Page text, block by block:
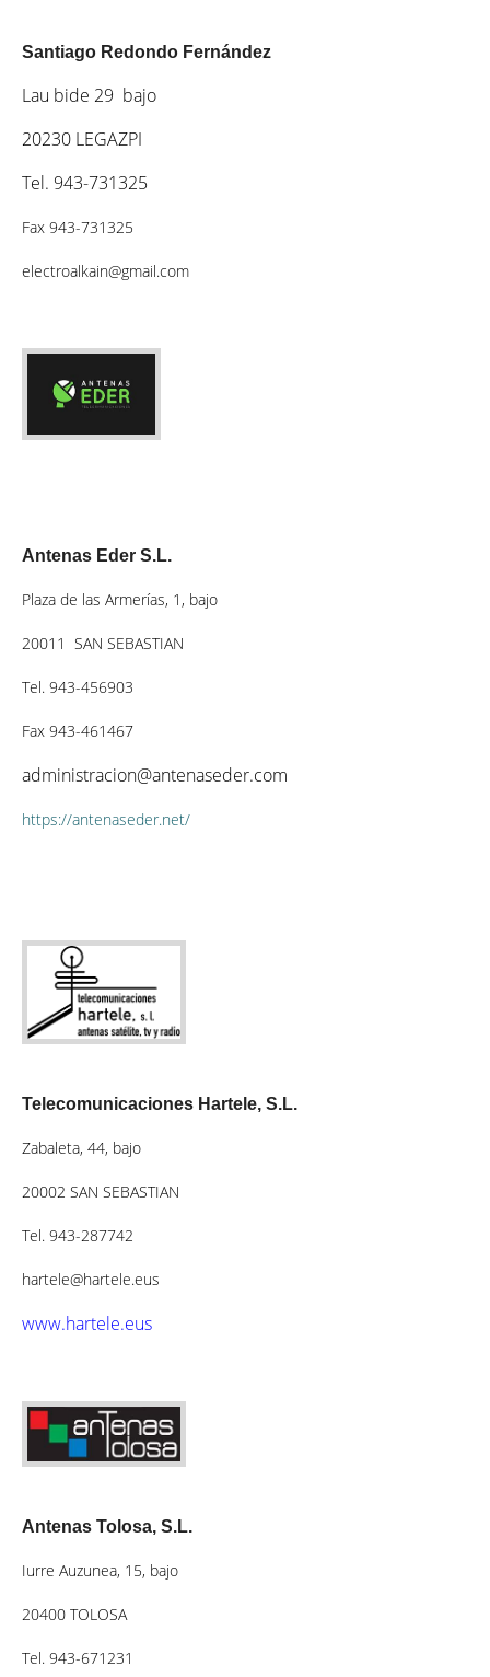
Santiago Redondo Fernández
Lau bide 29 bajo
20230 LEGAZPI
Tel. 943-731325
Fax 943-731325
electroalkain@gmail.com
Antenas Eder S.L.
Plaza de las Armerías, 1, bajo
20011 SAN SEBASTIAN
Tel. 943-456903
Fax 943-461467
administracion@antenaseder.com
https://antenaseder.net/
Telecomunicaciones Hartele, S.L.
Zabaleta, 44, bajo
20002 SAN SEBASTIAN
Tel. 943-287742
hartele@hartele.eus
www.hartele.eus
Antenas Tolosa, S.L.
Iurre Auzunea, 15, bajo
20400 TOLOSA
Tel. 943-671231